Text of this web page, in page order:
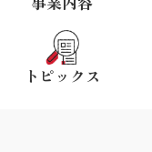
トピックス